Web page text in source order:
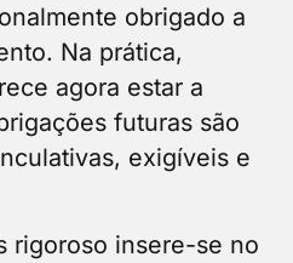
obrigado a
Na prática,
agora estar a
futuras são
exigíveis e
rigoroso insere-se no